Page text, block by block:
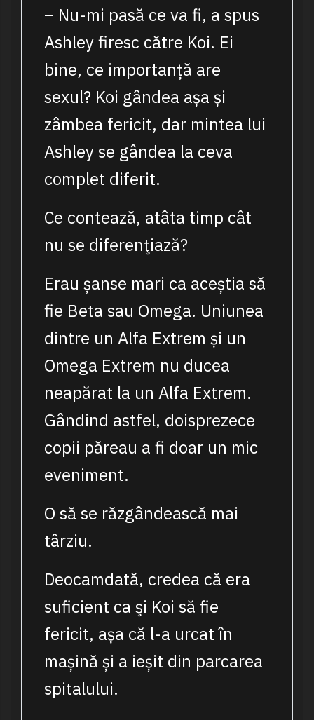
– Nu-mi pasă ce va fi, a spus
Ashley firesc către Koi. Ei
bine, ce importanță are
sexul? Koi gândea așa și
zâmbea fericit, dar mintea lui
Ashley se gândea la ceva
complet diferit.
Ce contează, atâta timp cât
nu se diferenţiază?
Erau șanse mari ca aceștia să
fie Beta sau Omega. Uniunea
dintre un Alfa Extrem și un
Omega Extrem nu ducea
neapărat la un Alfa Extrem.
Gândind astfel, doisprezece
copii păreau a fi doar un mic
eveniment.
O să se răzgândească mai
târziu.
Deocamdată, credea că era
suficient ca şi Koi să fie
fericit, așa că l-a urcat în
mașină și a ieșit din parcarea
spitalului.